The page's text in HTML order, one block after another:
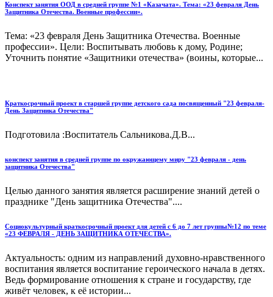
Конспект занятия ООД в средней группе №1 «Казачата». Тема: «23 февраля День
Защитника Отечества. Военные профессии».
Тема: «23 февраля День Защитника Отечества. Военные
профессии». Цели: Воспитывать любовь к дому, Родине;
Уточнить понятие «Защитники отечества» (воины, которые...
Краткосрочный проект в старшей группе детского сада посвященный "23 февраля-
День Защитника Отечества"
Подготовила :Воспитатель Сальникова.Д.В...
конспект занятия в средней группе по окружающему миру "23 февраля - день
защитника Отечества"
Целью данного занятия является расширение знаний детей о
празднике "День защитника Отечества"....
Социокультурный краткосрочный проект для детей с 6 до 7 лет группы№12 по теме
«23 ФЕВРАЛЯ - ДЕНЬ ЗАЩИТНИКА ОТЕЧЕСТВА».
Актуальность: одним из направлений духовно-нравственного
воспитания является воспитание героического начала в детях.
Ведь формирование отношения к стране и государству, где
живёт человек, к её истории...